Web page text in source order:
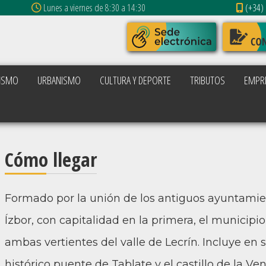
Lunes a viernes de 8:30 a 14:30 (+34)
URBANISMO CULTURA Y DEPORTE TRIBUTOS
Cómo llegar
Formado por la unión de los antiguos
Ízbor, con capitalidad en la primera, el
ambas vertientes del valle de Lecrín. Incluye en